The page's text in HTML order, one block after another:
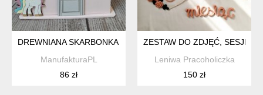
DREWNIANA SKARBONKA DOMEK XXL
ManufakturaPL
86 zł
ZESTAW DO ZDJĘĆ, SESJI
Leniwa Pracoholiczka
150 zł